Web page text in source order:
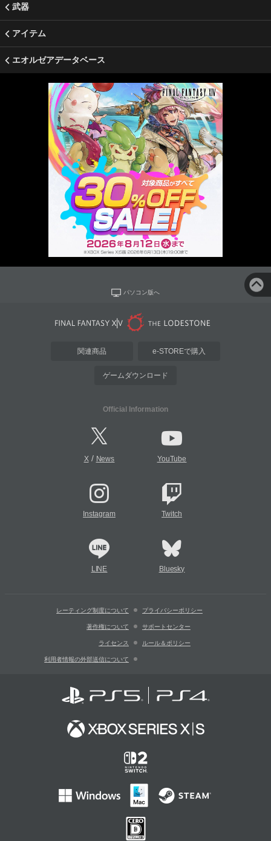
武器
アイテム
エオルゼアデータベース
パソコン版へ
関連商品 e-STOREで購入
ゲームダウンロード
Official Information
X/ News YouTube
Instagram Twitch
LINE Bluesky
レーティング制度について プライバシーポリシー
著作権について サポートセンター
ライセンス ルール＆ポリシー
利用者情報の外部送信について